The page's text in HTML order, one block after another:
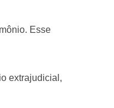
Esse
extrajudicial,